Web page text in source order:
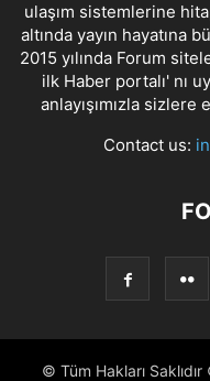
ulaşım sistemlerine
altında yayın hayatına
2015 yılında Forum
ilk Haber portalı' nı
anlayışımızla
Contact us:
© Tüm Hakları